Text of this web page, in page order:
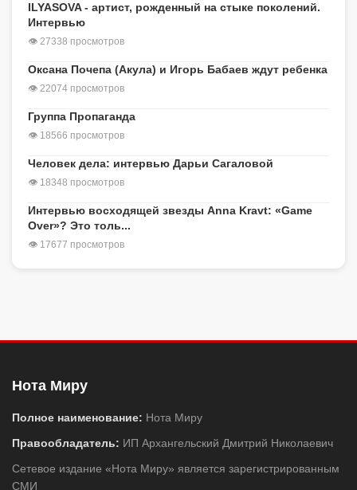
ILYASOVA - артист, рожденный на стыке поколений.
Интервью
👁 27338 просмотров
Оксана Почепа (Акула) и Игорь Бабаев ждут ребенка
👁 22074 просмотров
Группа Пропаганда
👁 18566 просмотров
Человек дела: интервью Дарьи Сагаловой
👁 18348 просмотров
Интервью восходящей звезды Anna Kravt: «Game
Over»? Это толь...
👁 17677 просмотров
Нота Миру
Полное наименование: Нота Миру
Правообладатель: ИП Архангельский Дмитрий Николаевич
Сетевое издание «Нота Миру» является зарегистрированным
СМИ